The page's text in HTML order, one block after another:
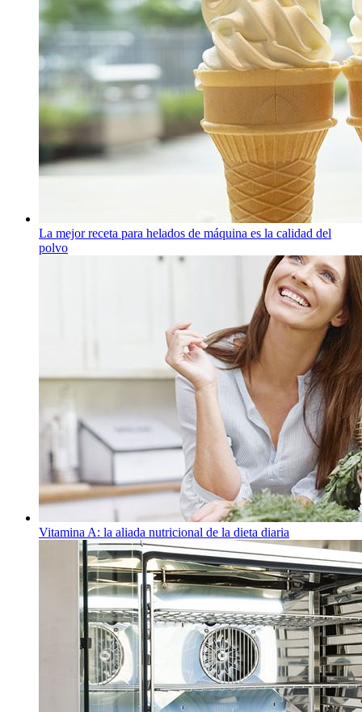
La mejor receta para helados de máquina es la calidad del
polvo
Vitamina A: la aliada nutricional de la dieta diaria